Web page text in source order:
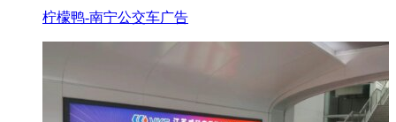
柠檬鸭-南宁公交车广告